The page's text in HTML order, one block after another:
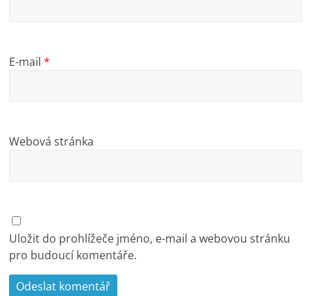
E-mail*
Webová stránka
Uložit do prohlížeče jméno, e-mail a webovou stránku
pro budoucí komentáře.